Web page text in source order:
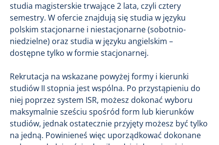
studia magisterskie trwające 2 lata, czyli cztery
semestry. W ofercie znajdują się studia w języku
polskim stacjonarne i niestacjonarne (sobotnio-
niedzielne) oraz studia w języku angielskim –
dostępne tylko w formie stacjonarnej.
Rekrutacja na wskazane powyżej formy i kierunki
studiów II stopnia jest wspólna. Po przystąpieniu do
niej poprzez system ISR, możesz dokonać wyboru
maksymalnie sześciu spośród form lub kierunków
studiów, jednak ostatecznie przyjęty możesz być tylko
na jedną. Powinieneś więc uporządkować dokonane